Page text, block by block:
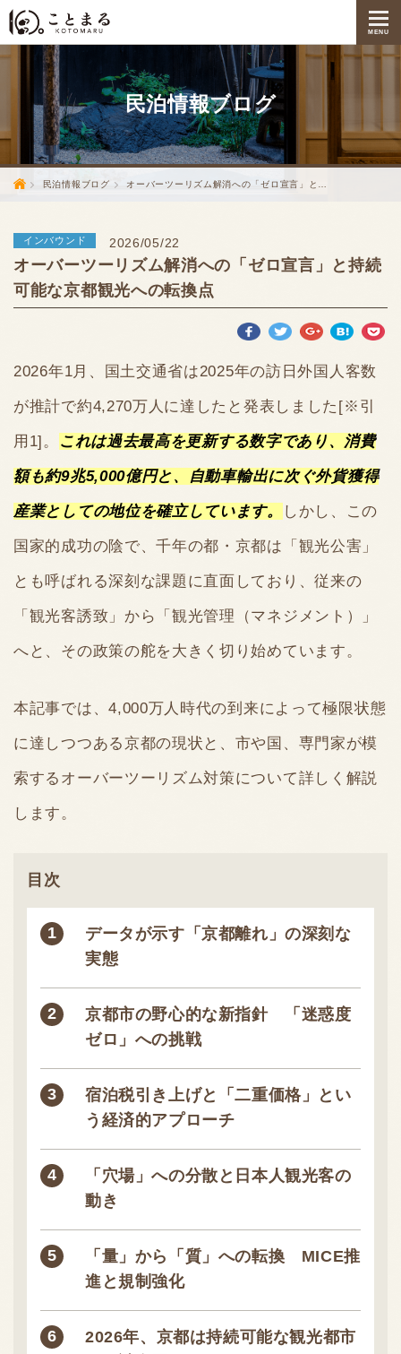
MENU
民泊情報ブログ
民泊情報ブログ オーバーツーリズム解消への「ゼロ宣言」と…
インバウンド 2026/05/22
オーバーツーリズム解消への「ゼロ宣言」と持続
可能な京都観光への転換点
2026年1月、国土交通省は2025年の訪日外国人客数
が推計で約4,270万人に達したと発表しました[※引
用1]。 これは過去最高を更新する数字であり、消費
額も約9兆5,000億円と、自動車輸出に次ぐ外貨獲得
産業としての地位を確立しています。 しかし、この
国家的成功の陰で、千年の都・京都は「観光公害」
とも呼ばれる深刻な課題に直面しており、従来の
「観光客誘致」から「観光管理（マネジメント）」
へと、その政策の舵を大きく切り始めています。
本記事では、4,000万人時代の到来によって極限状態
に達しつつある京都の現状と、市や国、専門家が模
索するオーバーツーリズム対策について詳しく解説
します。
目次
データが示す「京都離れ」の深刻な
実態
京都市の野心的な新指針 「迷惑度
ゼロ」への挑戦
宿泊税引き上げと「二重価格」とい
う経済的アプローチ
「穴場」への分散と日本人観光客の
動き
「量」から「質」への転換 MICE推
進と規制強化
2026年、京都は持続可能な観光都市